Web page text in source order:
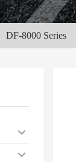
DF-8000 Series